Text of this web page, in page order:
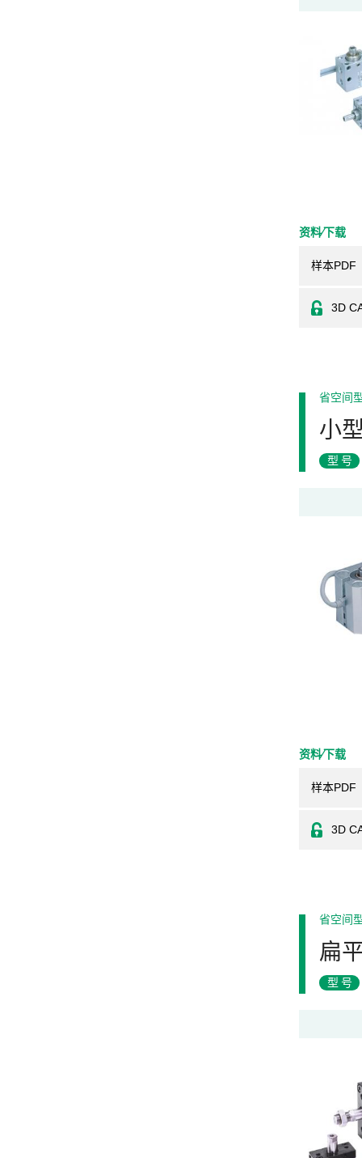
资料⁄下载
样本PDF
3D
省空间
小
型号
资料⁄下载
样本PDF
3D
省空间
扁
型号